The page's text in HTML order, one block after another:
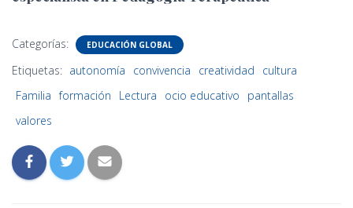
Categorías: EDUCACIÓN GLOBAL
Etiquetas: autonomía convivencia creatividad
cultura
Familia formación Lectura ocio educativo
pantallas
valores